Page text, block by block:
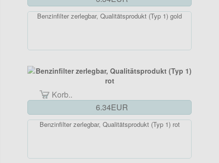
Benzinfilter zerlegbar, Qualitätsprodukt (Typ 1) gold
Korb..
6.34EUR
Benzinfilter zerlegbar, Qualitätsprodukt (Typ 1) rot